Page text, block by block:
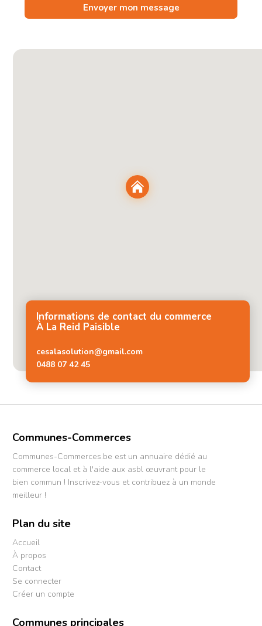
Informations de contact du commerce
À La Reid Paisible
cesalasolution@gmail.com
0488 07 42 45
Communes-Commerces
Communes-Commerces.be est un annuaire dédié au
commerce local et à l'aide aux asbl œuvrant pour le
bien commun ! Inscrivez-vous et contribuez à un monde
meilleur !
Plan du site
Accueil
À propos
Contact
Se connecter
Créer un compte
Communes principales